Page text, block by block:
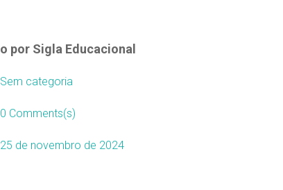
por Sigla Educacional
Sem categoria
0 Comments(s)
25 de novembro de 2024